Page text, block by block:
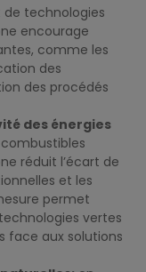
technologies
encourage
comme les
des
des procédés
des énergies
réduit l’écart de
et les
permet
vertes
face aux solutions